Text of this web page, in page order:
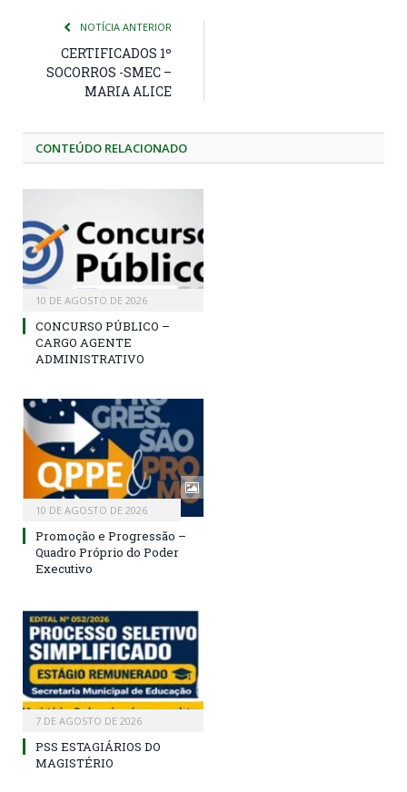
NOTÍCIA ANTERIOR
CERTIFICADOS 1º
SOCORROS -SMEC –
MARIA ALICE
CONTEÚDO RELACIONADO
10 DE AGOSTO DE 2026
CONCURSO PÚBLICO –
CARGO AGENTE
ADMINISTRATIVO
10 DE AGOSTO DE 2026
Promoção e Progressão –
Quadro Próprio do Poder
Executivo
7 DE AGOSTO DE 2026
PSS ESTAGIÁRIOS DO
MAGISTÉRIO